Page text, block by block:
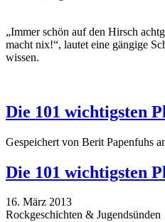
„Immer schön auf den Hirsch
macht nix!“, lautet eine gängige
wissen.
Die 101 wichtigsten
Gespeichert von Berit Papenfuhs
Die 101 wichtigsten
16. März 2013
Rockgeschichten & Jugendsünden